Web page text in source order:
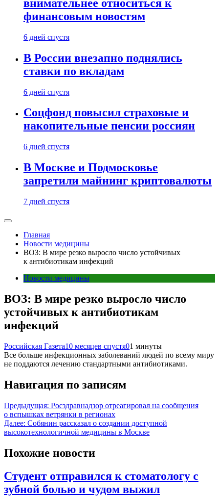
внимательнее относиться к
финансовым новостям
6 дней спустя
В России внезапно поднялись
ставки по вкладам
6 дней спустя
Соцфонд повысил страховые и
накопительные пенсии россиян
6 дней спустя
В Москве и Подмосковье
запретили майнинг криптовалюты
7 дней спустя
Главная
Новости медицины
ВОЗ: В мире резко выросло число устойчивых
к антибиотикам инфекций
Новости медицины
ВОЗ: В мире резко выросло число
устойчивых к антибиотикам
инфекций
Российская Газета10 месяцев спустя01 минуты
Все больше инфекционных заболеваний людей по всему миру
не поддаются лечению стандартными антибиотиками.
Навигация по записям
Предыдущая: Росздравнадзор отреагировал на сообщения
о вспышках ветрянки в регионах
Далее: Собянин рассказал о создании доступной
высокотехнологичной медицины в Москве
Похожие новости
Студент отправился к стоматологу с
зубной болью и чудом выжил